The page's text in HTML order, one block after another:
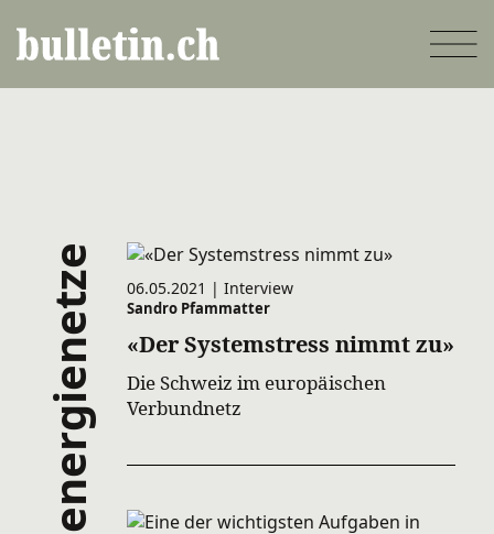
zum
Inhalt
energienetze 06.05.2021 | Interview
Sandro Pfammatter
«Der Systemstress nimmt zu»
Die Schweiz im europäischen
Verbundnetz